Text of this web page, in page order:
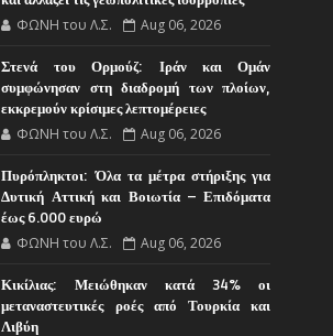
ΦΩΝΗ του Λ.Σ. Aug 06, 2026
Στενά του Ορμούζ: Ιράν και Ομάν
συμφώνησαν στη διαδρομή των πλοίων,
εκκρεμούν κρίσιμες λεπτομέρειες
ΦΩΝΗ του Λ.Σ. Aug 06, 2026
Πυρόπληκτοι: Όλα τα μέτρα στήριξης για
Δυτική Αττική και Βοιωτία – Επιδόματα
έως 6.000 ευρώ
ΦΩΝΗ του Λ.Σ. Aug 06, 2026
Κικίλιας: Μειώθηκαν κατά 34% οι
μεταναστευτικές ροές από Τουρκία και
Λιβύη